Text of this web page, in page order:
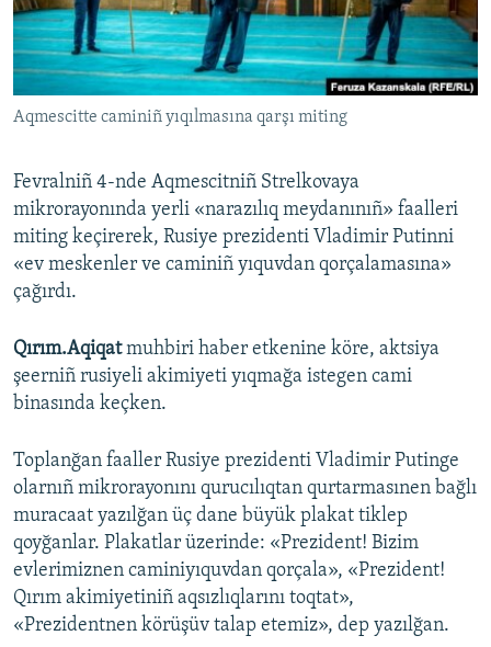
Українською
RFE/RS bütün saytları
Aqmescitte caminiñ yıqılmasına qarşı miting
Fevralniñ 4-nde Aqmescitniñ Strelkovaya
mikrorayonında yerli «narazılıq meydanınıñ» faalleri
miting keçirerek, Rusiye prezidenti Vladimir Putinni
«ev meskenler ve caminiñ yıquvdan qorçalamasına»
çağırdı.
Qırım.Aqiqatmuhbiri haber etkenine köre, aktsiya
şeerniñ rusiyeli akimiyeti yıqmağa istegen cami
binasında keçken.
Toplanğan faaller Rusiye prezidenti Vladimir Putinge
olarnıñ mikrorayonını qurucılıqtan qurtarmasınen bağlı
muracaat yazılğan üç dane büyük plakat tiklep
qoyğanlar. Plakatlar üzerinde: «Prezident! Bizim
evlerimiznen caminiyıquvdan qorçala», «Prezident!
Qırım akimiyetiniñ aqsızlıqlarını toqtat»,
«Prezidentnen körüşüv talap etemiz», dep yazılğan.